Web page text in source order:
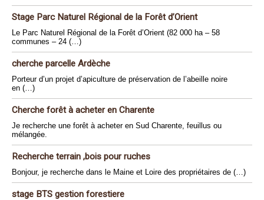
Stage Parc Naturel Régional de la Forêt d’Orient
Le Parc Naturel Régional de la Forêt d’Orient (82 000 ha – 58
communes – 24 (…)
cherche parcelle Ardèche
Porteur d’un projet d’apiculture de préservation de l’abeille noire
en (…)
Cherche forêt à acheter en Charente
Je recherche une forêt à acheter en Sud Charente, feuillus ou
mélangée.
Recherche terrain ,bois pour ruches
Bonjour, je recherche dans le Maine et Loire des propriétaires de (…)
stage BTS gestion forestiere